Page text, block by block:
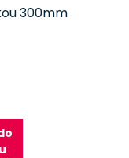
300mm